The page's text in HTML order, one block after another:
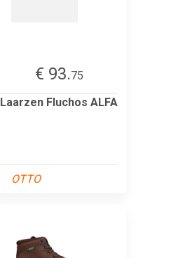
€ 93.75
Laarzen Fluchos ALFA
OTTO